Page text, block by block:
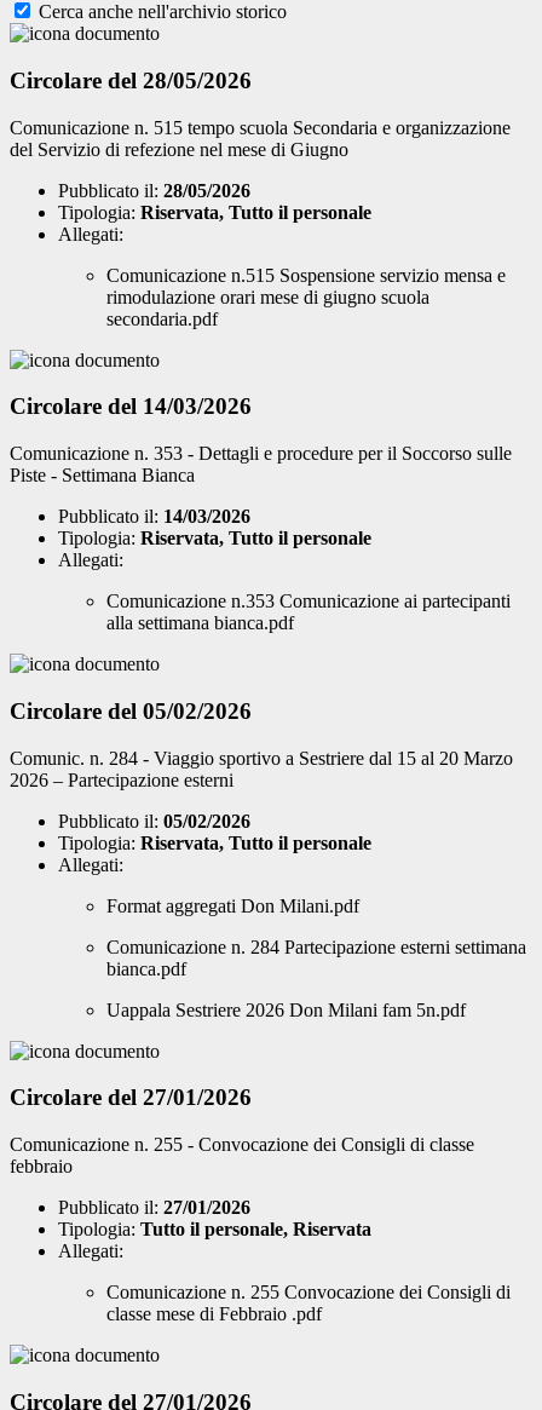
Cerca anche nell'archivio storico
Circolare del 28/05/2026
Comunicazione n. 515 tempo scuola Secondaria e organizzazione
del Servizio di refezione nel mese di Giugno
Pubblicato il: 28/05/2026
Tipologia: Riservata, Tutto il personale
Allegati:
Comunicazione n.515 Sospensione servizio mensa e
rimodulazione orari mese di giugno scuola
secondaria.pdf
Circolare del 14/03/2026
Comunicazione n. 353 - Dettagli e procedure per il Soccorso sulle
Piste - Settimana Bianca
Pubblicato il: 14/03/2026
Tipologia: Riservata, Tutto il personale
Allegati:
Comunicazione n.353 Comunicazione ai partecipanti
alla settimana bianca.pdf
Circolare del 05/02/2026
Comunic. n. 284 - Viaggio sportivo a Sestriere dal 15 al 20 Marzo
2026 – Partecipazione esterni
Pubblicato il: 05/02/2026
Tipologia: Riservata, Tutto il personale
Allegati:
Format aggregati Don Milani.pdf
Comunicazione n. 284 Partecipazione esterni settimana
bianca.pdf
Uappala Sestriere 2026 Don Milani fam 5n.pdf
Circolare del 27/01/2026
Comunicazione n. 255 - Convocazione dei Consigli di classe
febbraio
Pubblicato il: 27/01/2026
Tipologia: Tutto il personale, Riservata
Allegati:
Comunicazione n. 255 Convocazione dei Consigli di
classe mese di Febbraio .pdf
Circolare del 27/01/2026